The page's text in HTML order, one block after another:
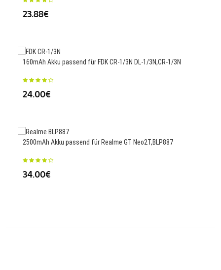
23.88€
160mAh Akku passend für FDK CR-1/3N DL-1/3N,CR-1/3N
24.00€
2500mAh Akku passend für Realme GT Neo2T,BLP887
34.00€